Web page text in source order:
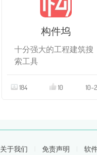
构件坞
十分强大的工程建筑搜
索工具
184 10 10-
关于我们 免责声明 软